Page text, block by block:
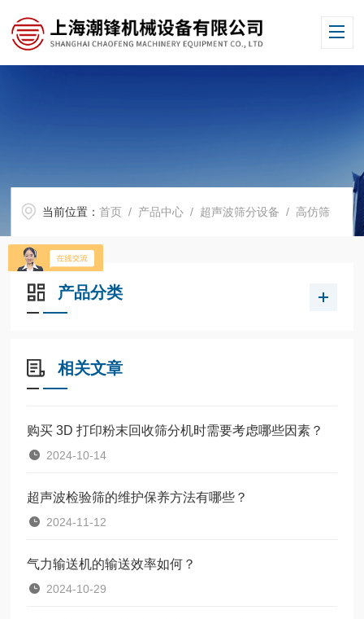
当前位置：首页 / 产品中心 / 超声波筛分设备 / 高仿筛
产品分类
相关文章
购买 3D 打印粉末回收筛分机时需要考虑哪些因素？
2024-10-14
超声波检验筛的维护保养方法有哪些？
2024-11-12
气力输送机的输送效率如何？
2024-10-29